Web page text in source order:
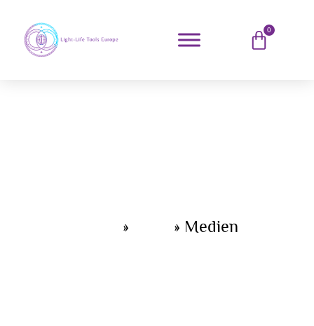
0
» » Medien